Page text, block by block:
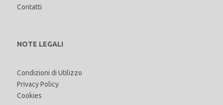
Contatti
NOTE LEGALI
Condizioni di Utilizzo
Privacy Policy
Cookies